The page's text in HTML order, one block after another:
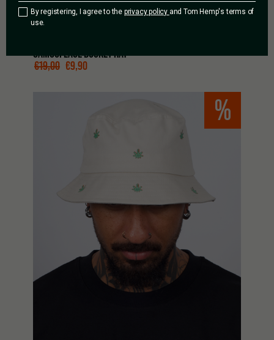
CAMOUFLAGE BUCKET HAT
€19,00 O PREÇO ORIGINAL ERA: €19,00.
€9,90O PREÇO ATUAL É: €9,90.
%
By registering, I agree to the privacy policy and Tom Hemp's terms of
use.